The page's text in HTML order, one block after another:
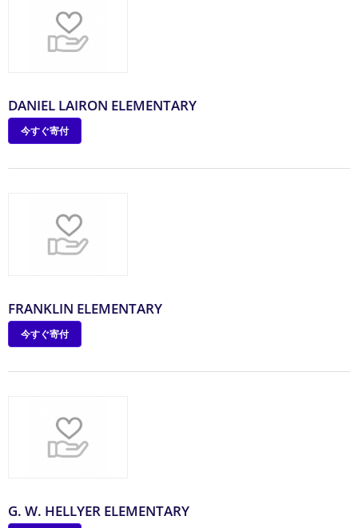
DANIEL LAIRON ELEMENTARY
今すぐ寄付
FRANKLIN ELEMENTARY
今すぐ寄付
G. W. HELLYER ELEMENTARY